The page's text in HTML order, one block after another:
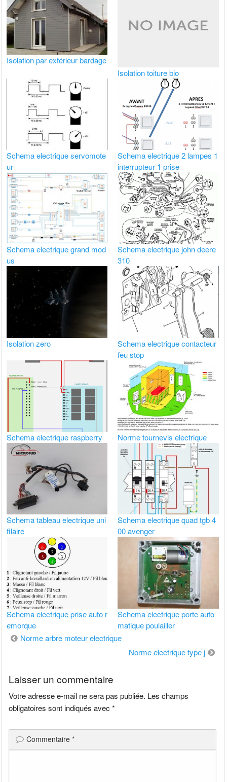
Isolation par extérieur bardage
Isolation toiture bio
Schema electrique servomote
ur
Schema electrique 2 lampes 1
interrupteur 1 prise
Schema electrique grand mod
us
Schema electrique john deere
310
Isolation zero
Schema electrique contacteur
feu stop
Schema electrique raspberry Norme tournevis electrique
Schema tableau electrique uni
filaire
Schema electrique quad tgb 4
00 avenger
Schema electrique prise auto r
emorque
Schema electrique porte auto
matique poulailler
Navigation
Norme arbre moteur electrique
Norme electrique type j
Laisser un commentaire
Votre adresse e-mail ne sera pas publiée. Les champs
obligatoires sont indiqués avec*
Commentaire*